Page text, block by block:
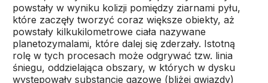
powstały w wyniku kolizji pomiędzy ziarnami pyłu,
które zaczęły tworzyć coraz większe obiekty, aż
powstały kilkukilometrowe ciała nazywane
planetozymalami, które dalej się zderzały. Istotną
rolę w tych procesach może odgrywać tzw. linia
śniegu, oddzielająca obszary, w których w dysku
występowały substancje gazowe (bliżej gwiazdy)